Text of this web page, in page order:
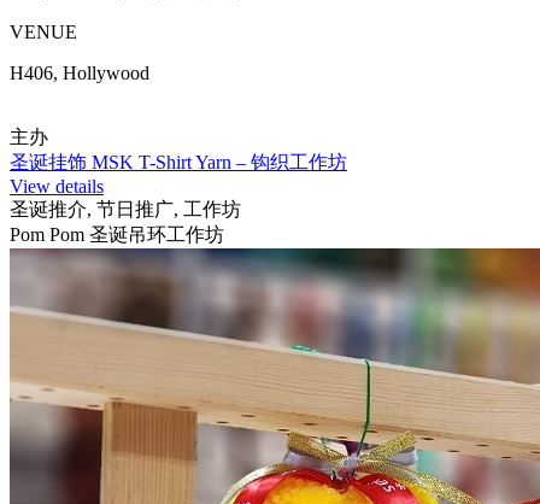
VENUE
H406, Hollywood
主办
圣诞挂饰 MSK T-Shirt Yarn – 钩织工作坊
View details
圣诞推介, 节日推广, 工作坊
Pom Pom 圣诞吊环工作坊